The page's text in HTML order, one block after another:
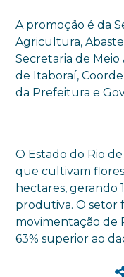
A promoção é da
Agricultura,
Secretaria de
de Itaboraí,
da Prefeitura e
O Estado do Rio
que cultivam
hectares, gerando
produtiva. O setor
movimentação de
63% superior ao